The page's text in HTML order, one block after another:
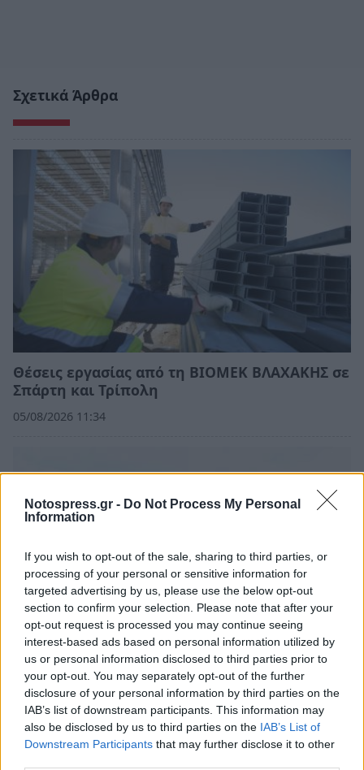
Notospress.gr - Do Not Process My Personal
Information
If you wish to opt-out of the sale, sharing to third parties, or
processing of your personal or sensitive information for
targeted advertising by us, please use the below opt-out
section to confirm your selection. Please note that after your
opt-out request is processed you may continue seeing
interest-based ads based on personal information utilized by
us or personal information disclosed to third parties prior to
your opt-out. You may separately opt-out of the further
disclosure of your personal information by third parties on the
IAB’s list of downstream participants. This information may
also be disclosed by us to third parties on the IAB’s List of
Downstream Participants that may further disclose it to other
Σχετικά Άρθρα
Θέσεις εργασίας από τη ΒΙΟΜΕΚ ΒΛΑΧΑΚΗΣ σε
Σπάρτη και Τρίπολη
05/08/2026 11:34
Θέση εργασίας στις Κροκεές Λακωνίας: Η
εταιρεία «Γεωργικές Λύσεις» αναζητά
γεωπόνο
03/08/2026 10:27